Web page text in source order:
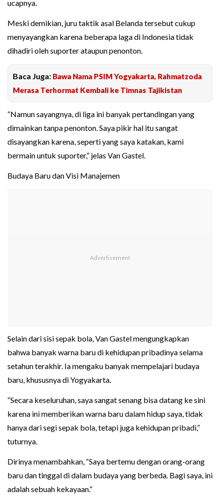
ucapnya.
Meski demikian, juru taktik asal Belanda tersebut cukup
menyayangkan karena beberapa laga di Indonesia tidak
dihadiri oleh suporter ataupun penonton.
Baca Juga: Bawa Nama PSIM Yogyakarta, Rahmatzoda
Merasa Terhormat Kembali ke Timnas Tajikistan
“Namun sayangnya, di liga ini banyak pertandingan yang
dimainkan tanpa penonton. Saya pikir hal itu sangat
disayangkan karena, seperti yang saya katakan, kami
bermain untuk suporter,” jelas Van Gastel.
Budaya Baru dan Visi Manajemen
Selain dari sisi sepak bola, Van Gastel mengungkapkan
bahwa banyak warna baru di kehidupan pribadinya selama
setahun terakhir. Ia mengaku banyak mempelajari budaya
baru, khususnya di Yogyakarta.
“Secara keseluruhan, saya sangat senang bisa datang ke sini
karena ini memberikan warna baru dalam hidup saya, tidak
hanya dari segi sepak bola, tetapi juga kehidupan pribadi,”
tuturnya.
Dirinya menambahkan, “Saya bertemu dengan orang-orang
baru dan tinggal di dalam budaya yang berbeda. Bagi saya, ini
adalah sebuah kekayaan.”